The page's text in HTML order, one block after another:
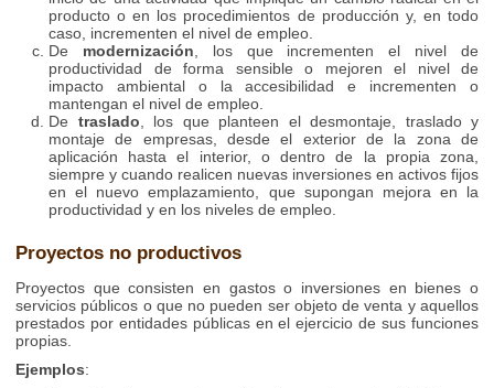
producto o en los procedimientos de producción y, en todo
caso, incrementen el nivel de empleo.
De modernización , los que incrementen el nivel de
productividad de forma sensible o mejoren el nivel de
impacto ambiental o la accesibilidad e incrementen o
mantengan el nivel de empleo.
De traslado , los que planteen el desmontaje, traslado y
montaje de empresas, desde el exterior de la zona de
aplicación hasta el interior, o dentro de la propia zona,
siempre y cuando realicen nuevas inversiones en activos fijos
en el nuevo emplazamiento, que supongan mejora en la
productividad y en los niveles de empleo.
Proyectos no productivos
Proyectos que consisten en gastos o inversiones en bienes o
servicios públicos o que no pueden ser objeto de venta y aquellos
prestados por entidades públicas en el ejercicio de sus funciones
propias.
Ejemplos: